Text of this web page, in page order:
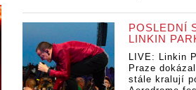
POSLEDNÍ
LINKIN
LIVE: Linkin
Praze
stále kralují